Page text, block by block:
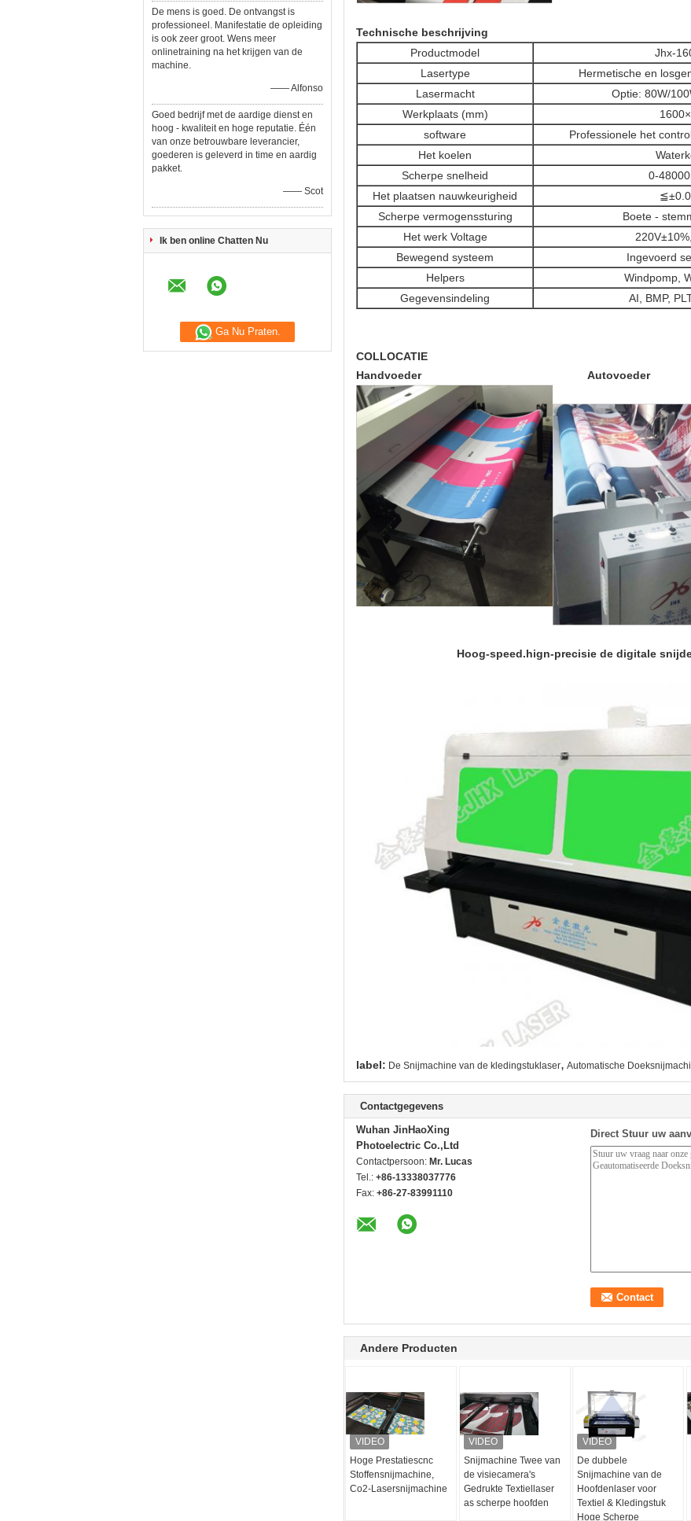
De mens is goed. De ontvangst is
professioneel. Manifestatie de opleiding
is ook zeer groot. Wens meer
onlinetraining na het krijgen van de
machine.
—— Alfonso
Goed bedrijf met de aardige dienst en
hoog - kwaliteit en hoge reputatie. Één
van onze betrouwbare leverancier,
goederen is geleverd in time en aardig
pakket.
—— Scot
Ik ben online Chatten Nu
Ga Nu Praten.
Technische beschrijving
Productmodel
Jhx-
Lasertype
Hermetische en
Lasermacht
Optie: 80W/
Werkplaats (mm)
software
Professionele het
Het koelen
Scherpe snelheid
0-
Het plaatsen nauwkeurigheid
Scherpe vermogenssturing
Boete -
Het werk Voltage
Bewegend systeem
Ingevoerd
Helpers
Windpomp,
Gegevensindeling
AI, BMP,
COLLOCATIE
Handvoeder Autovoeder
Hoog-speed.hign-precisie de digitale
label: De Snijmachine van de kledingstuklaser, Automatische
Contactgegevens
Wuhan JinHaoXing
Photoelectric Co.,Ltd
Contactpersoon: Mr. Lucas
Tel.: +86-13338037776
Fax: +86-27-83991110
Direct Stuur uw
Andere Producten
Hoge Prestatiescnc
Stoffensnijmachine,
Co2-Lasersnijmachine
Snijmachine Twee van
de visiecamera's
Gedrukte Textiellaser
as scherpe hoofden
De dubbele
Snijmachine van de
Hoofdenlaser voor
Textiel & Kledingstuk
Hoge Scherpe